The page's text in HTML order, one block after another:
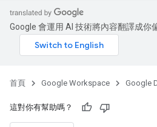
Google 會運用 AI 技術將內容翻譯成你
首頁 Google Workspace Google
這對你有幫助嗎？